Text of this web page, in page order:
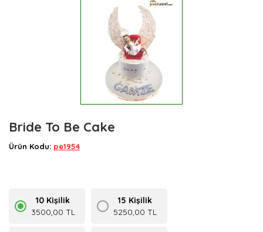
Bride To Be Cake
Ürün Kodu: pe1954
10 Kişilik
3500,00 TL
15 Kişilik
5250,00 TL